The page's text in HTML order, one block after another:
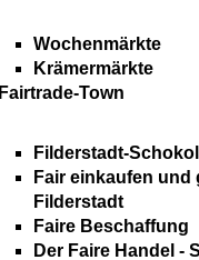
Wochenmärkte
Krämermärkte
Fairtrade-Town
Filderstadt-
Fair einkaufen und
Filderstadt
Faire Beschaffung
Der Faire Handel -